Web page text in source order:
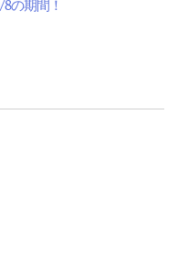
の期間！